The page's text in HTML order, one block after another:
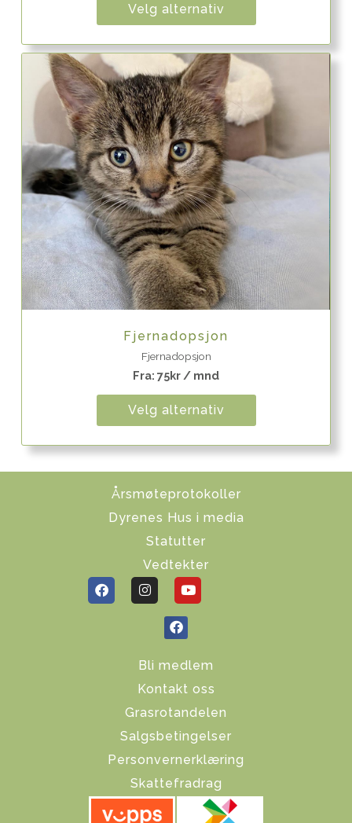
Velg alternativ
Fjernadopsjon
Fjernadopsjon
Fra: 75kr / mnd
Velg alternativ
Årsmøteprotokoller
Dyrenes Hus i media
Statutter
Vedtekter
Bli medlem
Kontakt oss
Grasrotandelen
Salgsbetingelser
Personvernerklæring
Skattefradrag